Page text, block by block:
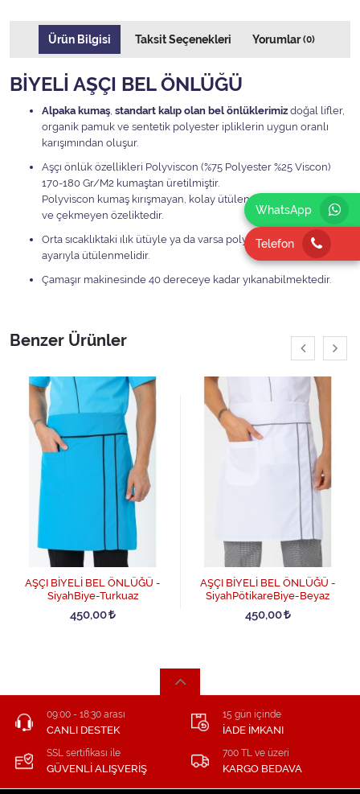
WhatsApp
Telefon
Ürün Bilgisi Taksit Seçenekleri Yorumlar(0)
BİYELİ AŞÇI BEL ÖNLÜĞÜ
Alpaka kumaş, standart kalıp olan bel önlüklerimiz doğal lifler,
organik pamuk ve sentetik polyester ipliklerin uygun oranlı
karışımından oluşur.
Aşçı önlük özellikleri Polyviscon (%75 Polyester %25 Viscon)
170-180 Gr/M2 kumaştan üretilmiştir.
Polyviscon kumaş kırışmayan, kolay ütülenen, leke tutmayan
ve çekmeyen özeliktedir.
Orta sıcaklıktaki ılık ütüyle ya da varsa polyester ve viskon
ayarıyla ütülenmelidir.
Çamaşır makinesinde 40 dereceye kadar yıkanabilmektedir.
Benzer Ürünler
AŞÇI BİYELİ BEL ÖNLÜĞÜ -
SiyahBiye-Turkuaz
450,00
AŞÇI BİYELİ BEL ÖNLÜĞÜ -
SiyahPötikareBiye-Beyaz
450,00
09:00 - 18:30 arası
CANLI DESTEK
15 gün içinde
İADE İMKANI
SSL sertifikası ile
GÜVENLİ ALIŞVERİŞ
700 TL ve üzeri
KARGO BEDAVA